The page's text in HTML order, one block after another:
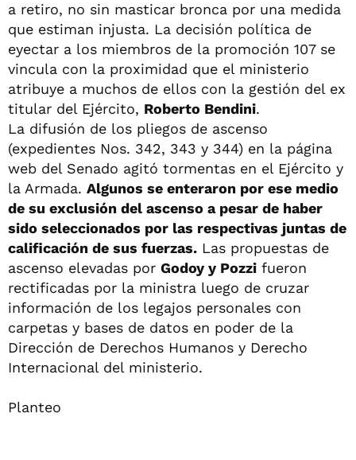
a retiro, no sin masticar bronca por una medida
que estiman injusta. La decisión política de
eyectar a los miembros de la promoción 107 se
vincula con la proximidad que el ministerio
atribuye a muchos de ellos con la gestión del ex
titular del Ejército, Roberto Bendini.
La difusión de los pliegos de ascenso
(expedientes Nos. 342, 343 y 344) en la página
web del Senado agitó tormentas en el Ejército y
la Armada. Algunos se enteraron por ese medio
de su exclusión del ascenso a pesar de haber
sido seleccionados por las respectivas juntas de
calificación de sus fuerzas. Las propuestas de
ascenso elevadas por Godoy y Pozzi fueron
rectificadas por la ministra luego de cruzar
información de los legajos personales con
carpetas y bases de datos en poder de la
Dirección de Derechos Humanos y Derecho
Internacional del ministerio.
Planteo